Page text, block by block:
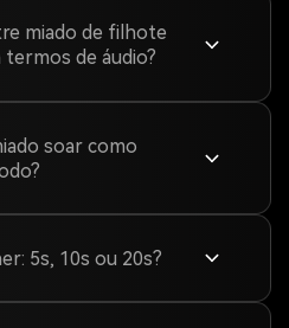
miado de filhote
de áudio?
soar como
5s, 10s ou 20s?